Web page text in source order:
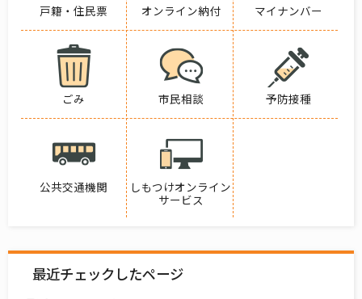
戸籍・住民票 オンライン納付 マイナンバー
ごみ 市民相談 予防接種
公共交通機関
しもつけオンライン
サービス
最近チェックしたページ